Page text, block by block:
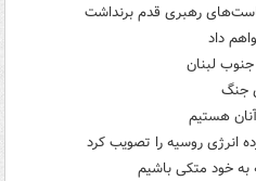
رهبری قدم برنداشت
داد
لبنان
هستیم
انرژی روسیه را تصویب کرد
به خود متکی باشیم